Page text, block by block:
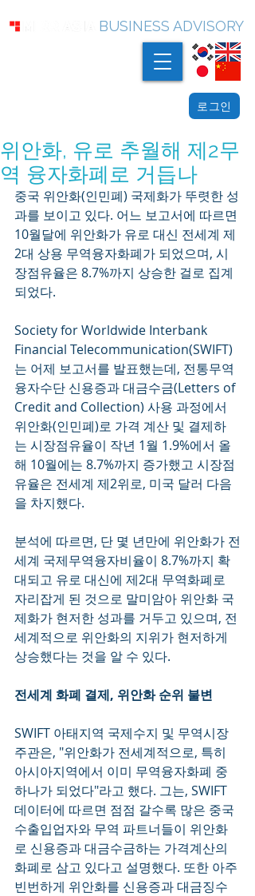
BUSINESS ADVISORY
로그인
위안화, 유로 추월해 제2무
역 융자화폐로 거듭나
중국 위안화(인민폐) 국제화가 뚜렷한 성
과를 보이고 있다. 어느 보고서에 따르면
10월달에 위안화가 유로 대신 전세계 제
2대 상용 무역융자화폐가 되었으며, 시
장점유율은 8.7%까지 상승한 걸로 집계
되었다.
Society for Worldwide Interbank
Financial Telecommunication(SWIFT)
는 어제 보고서를 발표했는데, 전통무역
융자수단 신용증과 대금수금(Letters of
Credit and Collection) 사용 과정에서
위안화(인민폐)로 가격 계산 및 결제하
는 시장점유율이 작년 1월 1.9%에서 올
해 10월에는 8.7%까지 증가했고 시장점
유율은 전세계 제2위로, 미국 달러 다음
을 차지했다.
분석에 따르면, 단 몇 년만에 위안화가 전
세계 국제무역융자비율이 8.7%까지 확
대되고 유로 대신에 제2대 무역화폐로
자리잡게 된 것으로 말미암아 위안화 국
제화가 현저한 성과를 거두고 있으며, 전
세계적으로 위안화의 지위가 현저하게
상승했다는 것을 알 수 있다.
전세계 화폐 결제, 위안화 순위 불변
SWIFT 아태지역 국제수지 및 무역시장
주관은, "위안화가 전세계적으로, 특히
아시아지역에서 이미 무역융자화폐 중
하나가 되었다"라고 했다. 그는, SWIFT
데이터에 따르면 점점 갈수록 많은 중국
수출입업자와 무역 파트너들이 위안화
로 신용증과 대금수금하는 가격계산의
화폐로 삼고 있다고 설명했다. 또한 아주
빈번하게 위안화를 신용증과 대금징수